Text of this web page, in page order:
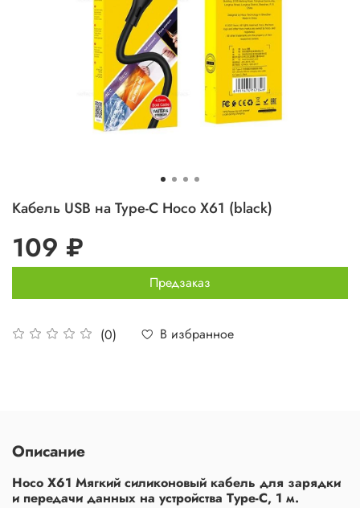
Кабель USB на Type-C Hoco X61 (black)
(0) В избранное
109 ₽
Предзаказ
Описание
Hoco X61 Мягкий силиконовый кабель для зарядки
и передачи данных на устройства Type-C, 1 м.